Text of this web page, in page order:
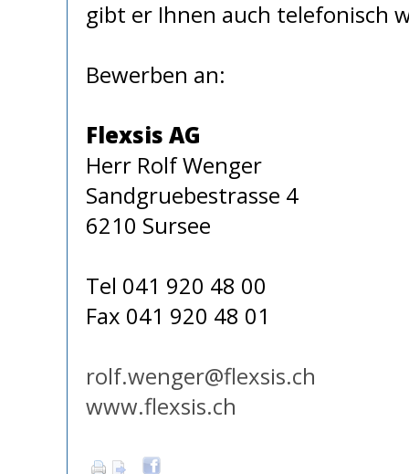
gibt er Ihnen auch telefonisch
Bewerben an:
Flexsis AG
Herr Rolf Wenger
Sandgruebestrasse 4
6210 Sursee
Tel 041 920 48 00
Fax 041 920 48 01
rolf.wenger@flexsis.ch
www.flexsis.ch